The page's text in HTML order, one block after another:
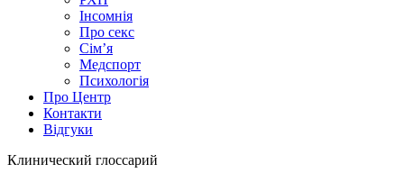
Інсомнія
Про секс
Сім’я
Медспорт
Психологія
Про Центр
Контакти
Відгуки
Клинический глоссарий